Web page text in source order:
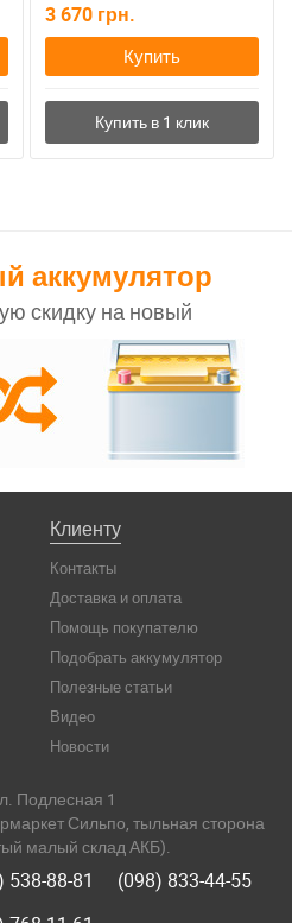
3 670 грн.
Купить
аккумулятор
скидку на новый
Клиенту
Контакты
Доставка и оплата
Помощь покупателю
Подобрать аккумулятор
Полезные статьи
Видео
Новости
Подлесная 1
Сильпо, тыльная сторона
малый склад АКБ).
538-88-81
(098) 833-44-55